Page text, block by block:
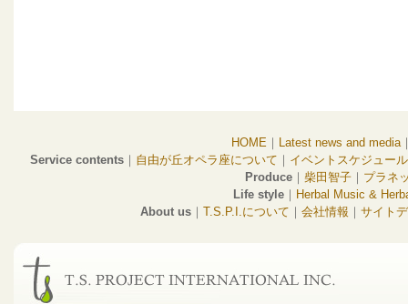
HOME｜ Latest news and media
Service contents ｜ 自由が丘オペラ座について ｜ イベントスケジュール
Produce ｜ 柴田智子 ｜ プラネ
Life style ｜ Herbal Music &
About us｜ T.S.P.I.について ｜ 会社情報 ｜ サイト